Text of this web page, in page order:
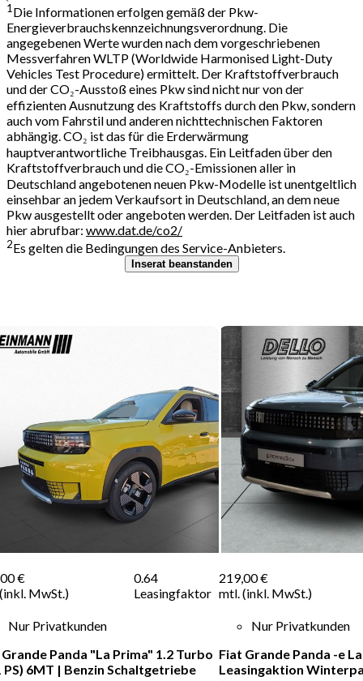
1 Die Informationen erfolgen gemäß der Pkw-
Energieverbrauchskennzeichnungsverordnung. Die
angegebenen Werte wurden nach dem vorgeschriebenen
Messverfahren WLTP (Worldwide Harmonised Light-Duty
Vehicles Test Procedure) ermittelt. Der Kraftstoffverbrauch
und der CO₂-Ausstoß eines Pkw sind nicht nur von der
effizienten Ausnutzung des Kraftstoffs durch den Pkw, sondern
auch vom Fahrstil und anderen nichttechnischen Faktoren
abhängig. CO₂ ist das für die Erderwärmung
hauptverantwortliche Treibhausgas. Ein Leitfaden über den
Kraftstoffverbrauch und die CO₂-Emissionen aller in
Deutschland angebotenen neuen Pkw-Modelle ist unentgeltlich
einsehbar an jedem Verkaufsort in Deutschland, an dem neue
Pkw ausgestellt oder angeboten werden. Der Leitfaden ist auch
hier abrufbar: www.dat.de/co2/
2Es gelten die Bedingungen des Service-Anbieters.
Inserat beanstanden
€
MwSt.)
0.64
Leasingfaktor
Nur Privatkunden
Panda "La Prima" 1.2 Turbo
PS) 6MT | Benzin Schaltgetriebe
219,00 €
mtl. (inkl. MwSt.)
Nur Privatkunden
Fiat Grande Panda -e
Leasingaktion